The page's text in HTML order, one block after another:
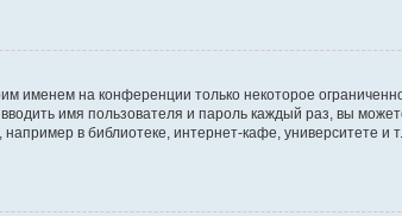
именем на конференции только некоторое
имя пользователя и пароль каждый раз, вы
в библиотеке, интернет-кафе, университете и